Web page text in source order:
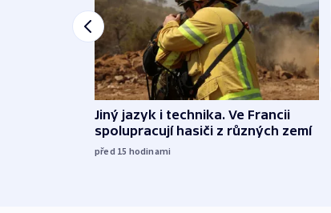
Jiný jazyk i technika. Ve Francii
spolupracují hasiči z různých zemí
před 15 hodinami